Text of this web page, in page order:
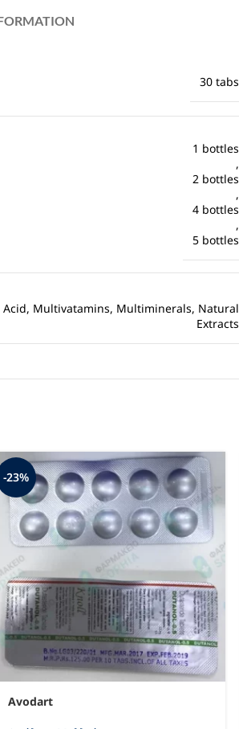
30 tabs
1 bottles
,
2 bottles
,
4 bottles
,
5 bottles
Acid, Multivatamins, Multiminerals, Natural
Extracts
-23%
Avodart